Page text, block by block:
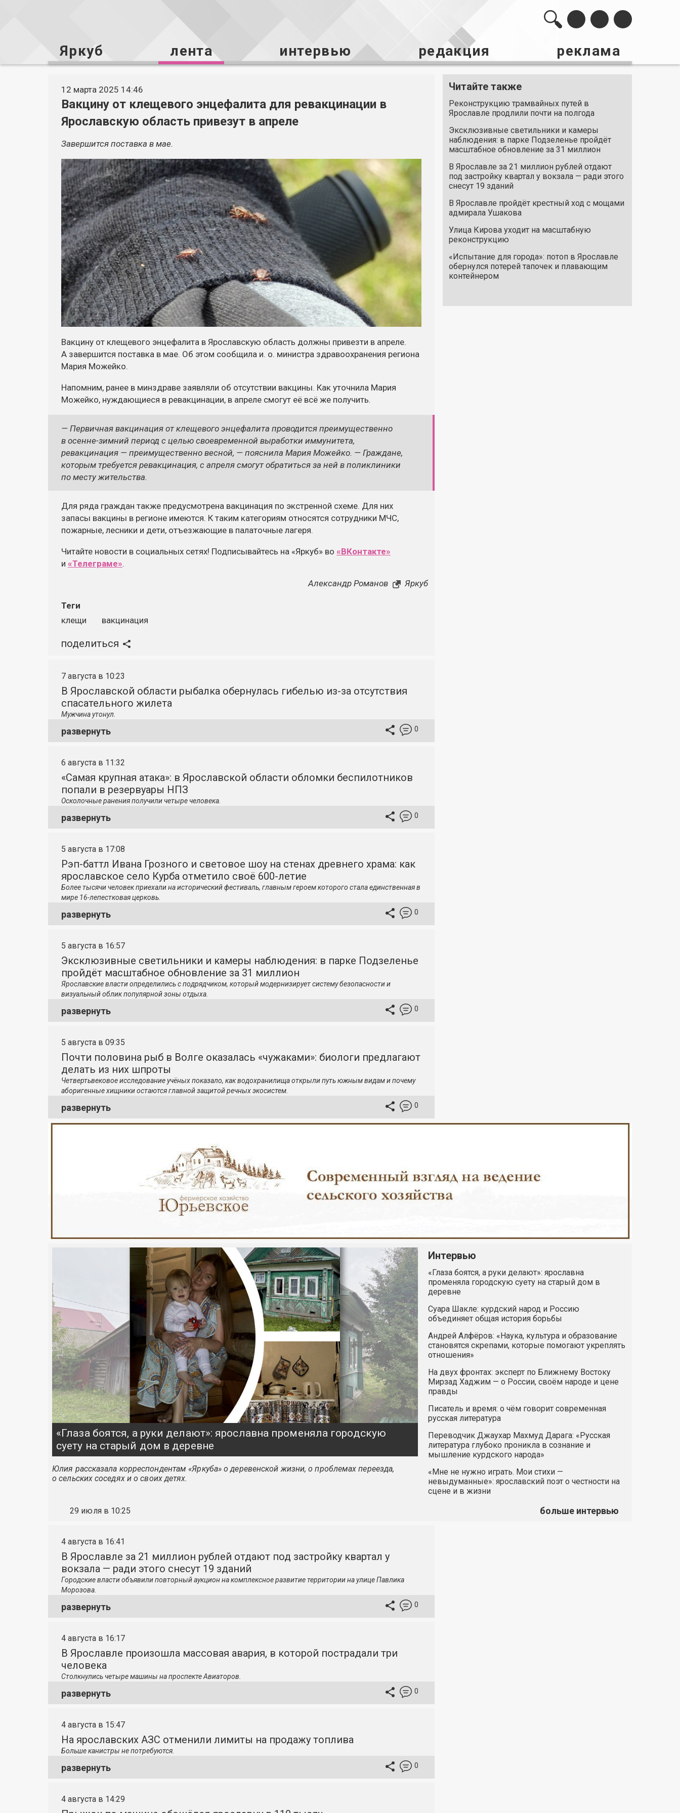
Яркуб лента интервью редакция реклама
12 марта 2025 14:46
Вакцину от клещевого энцефалита для ревакцинации в
Ярославскую область привезут в апреле
Завершится поставка в мае.
Вакцину от клещевого энцефалита в Ярославскую область должны привезти в апреле.
А завершится поставка в мае. Об этом сообщила и. о. министра здравоохранения региона
Мария Можейко.
Напомним, ранее в минздраве заявляли об отсутствии вакцины. Как уточнила Мария
Можейко, нуждающиеся в ревакцинации, в апреле смогут её всё же получить.
— Первичная вакцинация от клещевого энцефалита проводится преимущественно
в осенне-зимний период с целью своевременной выработки иммунитета,
ревакцинация — преимущественно весной, — пояснила Мария Можейко. — Граждане,
которым требуется ревакцинация, с апреля смогут обратиться за ней в поликлиники
по месту жительства.
Для ряда граждан также предусмотрена вакцинация по экстренной схеме. Для них
запасы вакцины в регионе имеются. К таким категориям относятся сотрудники МЧС,
пожарные, лесники и дети, отъезжающие в палаточные лагеря.
Читайте новости в социальных сетях! Подписывайтесь на «Яркуб» во «ВКонтакте»
и «Телеграме».
Александр Романов
Яркуб
Теги
клещи
вакцинация
поделиться
Читайте также
Реконструкцию трамвайных путей в
Ярославле продлили почти на полгода
Эксклюзивные светильники и камеры
наблюдения: в парке Подзеленье пройдёт
масштабное обновление за 31 миллион
В Ярославле за 21 миллион рублей отдают
под застройку квартал у вокзала — ради этого
снесут 19 зданий
В Ярославле пройдёт крестный ход с мощами
адмирала Ушакова
Улица Кирова уходит на масштабную
реконструкцию
«Испытание для города»: потоп в Ярославле
обернулся потерей тапочек и плавающим
контейнером
7 августа в 10:23
В Ярославской области рыбалка обернулась гибелью из-за отсутствия
спасательного жилета
Мужчина утонул.
развернуть 0
6 августа в 11:32
«Самая крупная атака»: в Ярославской области обломки беспилотников
попали в резервуары НПЗ
Осколочные ранения получили четыре человека.
развернуть 0
5 августа в 17:08
Рэп-баттл Ивана Грозного и световое шоу на стенах древнего храма: как
ярославское село Курба отметило своё 600-летие
Более тысячи человек приехали на исторический фестиваль, главным героем которого стала единственная в
мире 16-лепестковая церковь.
развернуть 0
5 августа в 16:57
Эксклюзивные светильники и камеры наблюдения: в парке Подзеленье
пройдёт масштабное обновление за 31 миллион
Ярославские власти определились с подрядчиком, который модернизирует систему безопасности и
визуальный облик популярной зоны отдыха.
развернуть 0
5 августа в 09:35
Почти половина рыб в Волге оказалась «чужаками»: биологи предлагают
делать из них шпроты
Четвертьвековое исследование учёных показало, как водохранилища открыли путь южным видам и почему
аборигенные хищники остаются главной защитой речных экосистем.
развернуть 0
«Глаза боятся, а руки делают»: ярославна променяла городскую
суету на старый дом в деревне
Юлия рассказала корреспондентам «Яркуба» о деревенской жизни, о проблемах переезда,
о сельских соседях и о своих детях.
29 июля в 10:25
Интервью
«Глаза боятся, а руки делают»: ярославна
променяла городскую суету на старый дом в
деревне
Суара Шакле: курдский народ и Россию
объединяет общая история борьбы
Андрей Алфёров: «Наука, культура и образование
становятся скрепами, которые помогают укреплять
отношения»
На двух фронтах: эксперт по Ближнему Востоку
Мирзад Хаджим — о России, своём народе и цене
правды
Писатель и время: о чём говорит современная
русская литература
Переводчик Джаухар Махмуд Дарага: «Русская
литература глубоко проникла в сознание и
мышление курдского народа»
«Мне не нужно играть. Мои стихи —
невыдуманные»: ярославский поэт о честности на
сцене и в жизни
больше интервью
4 августа в 16:41
В Ярославле за 21 миллион рублей отдают под застройку квартал у
вокзала — ради этого снесут 19 зданий
Городские власти объявили повторный аукцион на комплексное развитие территории на улице Павлика
Морозова.
развернуть 0
4 августа в 16:17
В Ярославле произошла массовая авария, в которой пострадали три
человека
Столкнулись четыре машины на проспекте Авиаторов.
развернуть 0
4 августа в 15:47
На ярославских АЗС отменили лимиты на продажу топлива
Больше канистры не потребуются.
развернуть 0
4 августа в 14:29